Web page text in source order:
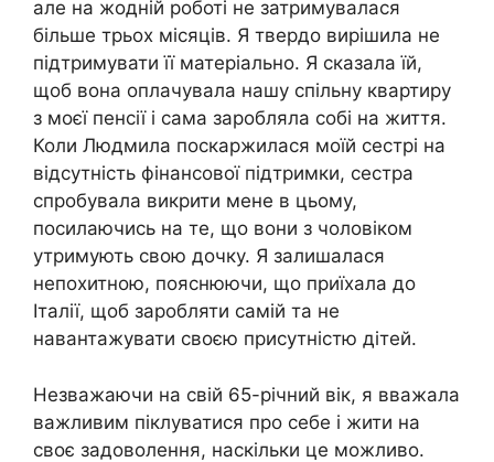
але на жодній роботі не затримувалася
більше трьох місяців. Я твердо вирішила не
підтримувати її матеріально. Я сказала їй,
щоб вона оплачувала нашу спільну квартиру
з моєї пенсії і сама заробляла собі на життя.
Коли Людмила поскаржилася моїй сестрі на
відсутність фінансової підтримки, сестра
спробувала викрити мене в цьому,
посилаючись на те, що вони з чоловіком
утримують свою дочку. Я залишалася
непохитною, пояснюючи, що приїхала до
Італії, щоб заробляти самій та не
навантажувати своєю присутністю дітей.
Незважаючи на свій 65-річний вік, я вважала
важливим піклуватися про себе і жити на
своє задоволення, наскільки це можливо.